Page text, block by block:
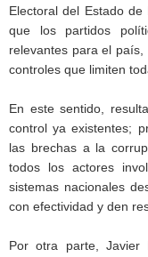
Electoral del Estado
que los partidos
relevantes para el
controles que limiten
En este sentido,
control ya existentes;
las brechas a la
todos los actores
sistemas nacionales
con efectividad y den
Por otra parte, Javier